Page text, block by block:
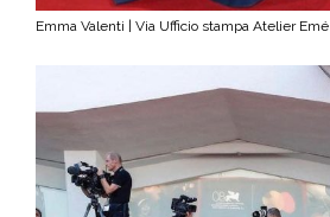
Emma Valenti | Via Ufficio stampa Atelier Emé